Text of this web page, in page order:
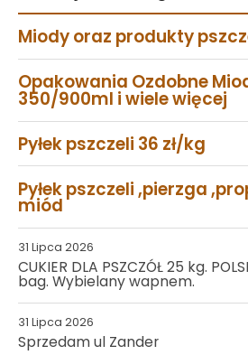
Miody oraz produkty
Opakowania Ozdobne
350/900ml i wiele więcej
Pyłek pszczeli 36 zł/kg
Pyłek pszczeli ,pierzga
miód
31 Lipca 2026
CUKIER DLA PSZCZÓŁ 25 kg.
bag. Wybielany wapnem.
31 Lipca 2026
Sprzedam ul Zander